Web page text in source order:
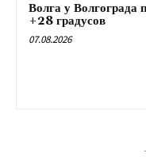
Волга у Волгограда
+28 градусов
07.08.2026